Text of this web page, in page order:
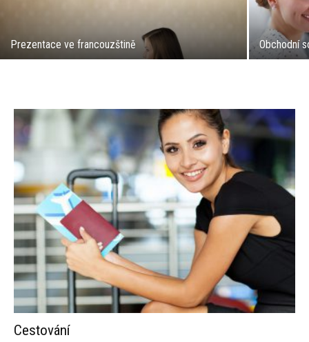
Prezentace ve francouzštině Obchodní
Cestování